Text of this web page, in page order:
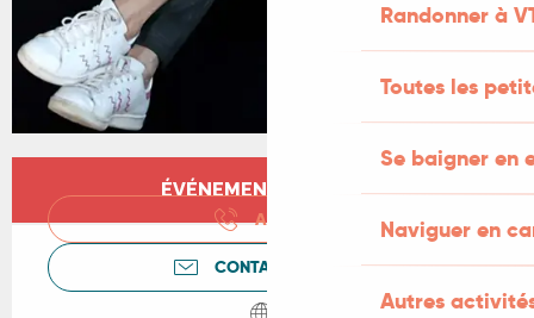
Randonner à
Toutes les
Se baigner en
Naviguer en
Autres
Ouverture et coordonnées
ÉVÉNEMENT TERMINÉ
APPELER
CONTACTEZ-NOUS